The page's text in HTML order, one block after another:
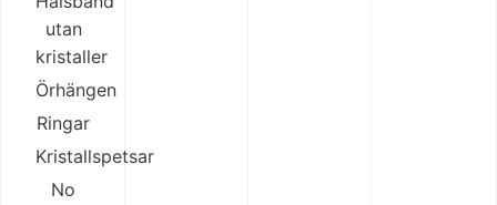
utan
kristaller
Örhängen
Ringar
Kristallspetsar
No